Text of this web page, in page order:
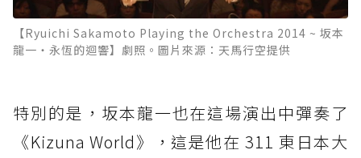
【Ryuichi Sakamoto Playing the Orchestra 2014 ~ 坂本
龍一・永恆的迴響】劇照。圖片來源：天馬行空提供
特別的是，坂本龍一也在這場演出中彈奏了
《Kizuna World》，這是他在 311 東日本大